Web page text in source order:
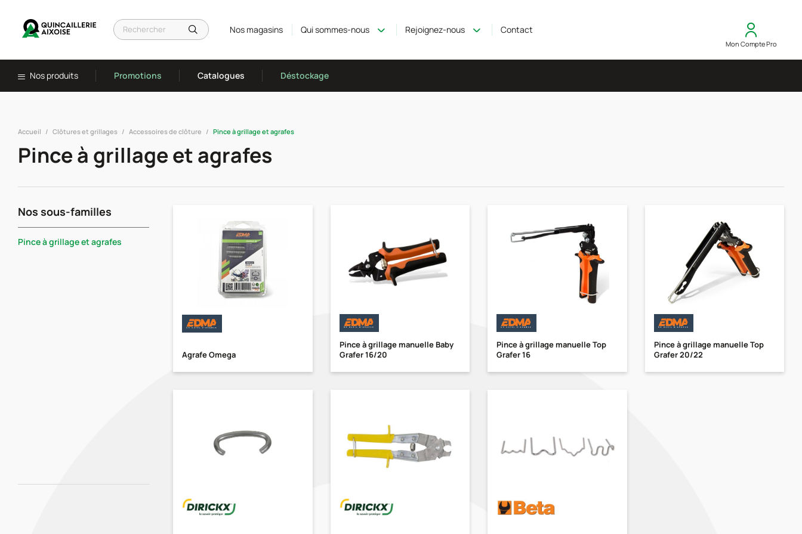
Nos magasins Qui sommes-nous Rejoignez-nous Contact
Mon Compte Pro
Nos produits Promotions Catalogues Déstockage
Accueil Clôtures et grillages Accessoires de clôture Pince à grillage et agrafes
Pince à grillage et agrafes
Nos sous-familles
Pince à grillage et agrafes
Agrafe Omega
Pince à grillage manuelle Baby
Grafer 16/20
Pince à grillage manuelle Top
Grafer 16
Pince à grillage manuelle Top
Grafer 20/22